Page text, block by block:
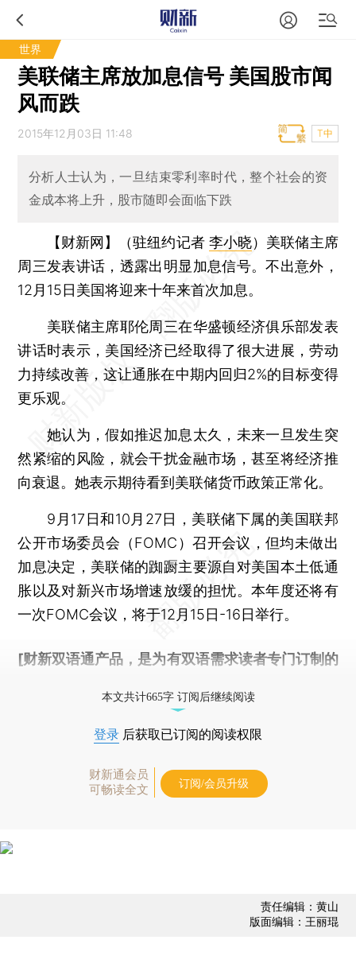
世界
美联储主席放加息信号 美国股市闻
风而跌
2015年12月03日 11:48 T中
分析人士认为，一旦结束零利率时代，整个社会的资
金成本将上升，股市随即会面临下跌
【财新网】（驻纽约记者 李小晓） 美联储主席
周三发表讲话，透露出明显加息信号。不出意外，
12月15日美国将迎来十年来首次加息。
美联储主席耶伦周三在华盛顿经济俱乐部发表
讲话时表示，美国经济已经取得了很大进展，劳动
力持续改善，这让通胀在中期内回归2%的目标变得
更乐观。
她认为，假如推迟加息太久，未来一旦发生突
然紧缩的风险，就会干扰金融市场，甚至将经济推
向衰退。她表示期待看到美联储货币政策正常化。
9月17日和10月27日，美联储下属的美国联邦
公开市场委员会（FOMC）召开会议，但均未做出
加息决定，美联储的踟蹰主要源自对美国本土低通
胀以及对新兴市场增速放缓的担忧。本年度还将有
一次FOMC会议，将于12月15日-16日举行。
[财新双语通产品，是为有双语需求读者专门订制的
本文共计665字 订阅后继续阅读
登录 后获取已订阅的阅读权限
财新通会员
可畅读全文
订阅/会员升级
责任编辑：黄山
版面编辑：王丽琨